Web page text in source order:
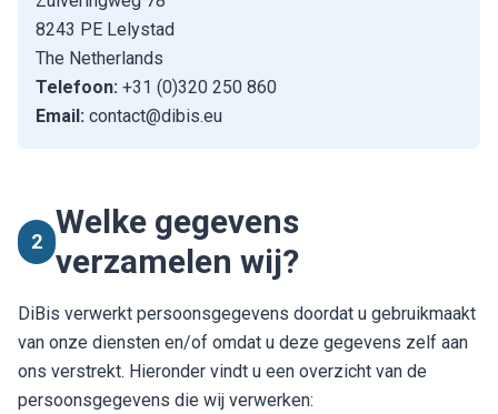
8243 PE Lelystad
The Netherlands
Telefoon: +31 (0)320 250 860
Email: contact@dibis.eu
2
Welke gegevens
verzamelen wij?
DiBis verwerkt persoonsgegevens doordat u gebruikmaakt
van onze diensten en/of omdat u deze gegevens zelf aan
ons verstrekt. Hieronder vindt u een overzicht van de
persoonsgegevens die wij verwerken: